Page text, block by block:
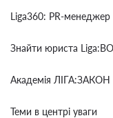
Liga360: PR-менеджер
Знайти юриста
Академія ЛІГА:ЗАКОН
Теми в центрі уваги